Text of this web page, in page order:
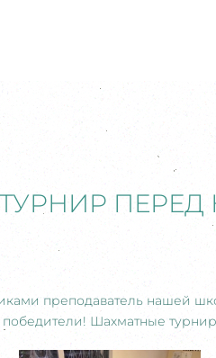
преподаватель нашей
Шахматные